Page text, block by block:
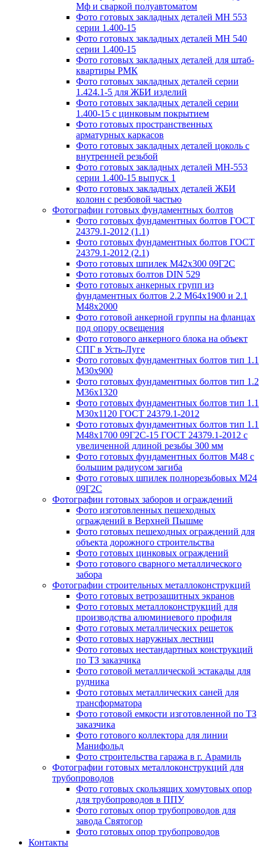
Мф и сваркой полуавтоматом
Фото готовых закладных деталей МН 553
серии 1.400-15
Фото готовых закладных деталей МН 540
серии 1.400-15
Фото готовых закладных деталей для штаб-
квартиры РМК
Фото готовых закладных деталей серии
1.424.1-5 для ЖБИ изделий
Фото готовых закладных деталей серии
1.400-15 с цинковым покрытием
Фото готовых пространственных
арматурных каркасов
Фото готовых закладных деталей цоколь с
внутренней резьбой
Фото готовых закладных деталей МН-553
серии 1.400-15 выпуск 1
Фото готовых закладных деталей ЖБИ
колонн с резбовой частью
Фотографии готовых фундаментных болтов
Фото готовых фундаментных болтов ГОСТ
24379.1-2012 (1.1)
Фото готовых фундаментных болтов ГОСТ
24379.1-2012 (2.1)
Фото готовых шпилек М42х300 09Г2С
Фото готовых болтов DIN 529
Фото готовых анкерных групп из
фундаментных болтов 2.2 М64х1900 и 2.1
М48х2000
Фото готовой анкерной группы на фланцах
под опору освещения
Фото готового анкерного блока на объект
СПГ в Усть-Луге
Фото готовых фундаментных болтов тип 1.1
М30х900
Фото готовых фундаментных болтов тип 1.2
М36х1320
Фото готовых фундаментных болтов тип 1.1
М30х1120 ГОСТ 24379.1-2012
Фото готовых фундаментных болтов тип 1.1
М48х1700 09Г2С-15 ГОСТ 24379.1-2012 с
увеличенной длиной резьбы 300 мм
Фото готовых фундаментных болтов М48 с
большим радиусом загиба
Фото готовых шпилек полнорезьбовых М24
09Г2С
Фотографии готовых заборов и ограждений
Фото изготовленных пешеходных
ограждений в Верхней Пышме
Фото готовых пешеходных ограждений для
объекта дорожного строительства
Фото готовых цинковых ограждений
Фото готового сварного металлического
забора
Фотографии строительных металлоконструкций
Фото готовых ветрозащитных экранов
Фото готовых металлоконструкций для
производства алюминиевого профиля
Фото готовых металлических решеток
Фото готовых наружных лестниц
Фото готовых нестандартных конструкций
по ТЗ заказчика
Фото готовой металлической эстакады для
рудника
Фото готовых металлических саней для
трансформатора
Фото готовой емкости изготовленной по ТЗ
заказчика
Фото готового коллектора для линии
Манифольд
Фото строительства гаража в г. Арамиль
Фотографии готовых металлоконструкций для
трубопроводов
Фото готовых скользящих хомутовых опор
для трубопроводов в ППУ
Фото готовых опор трубопроводов для
завода Святогор
Фото готовых опор трубопроводов
Контакты